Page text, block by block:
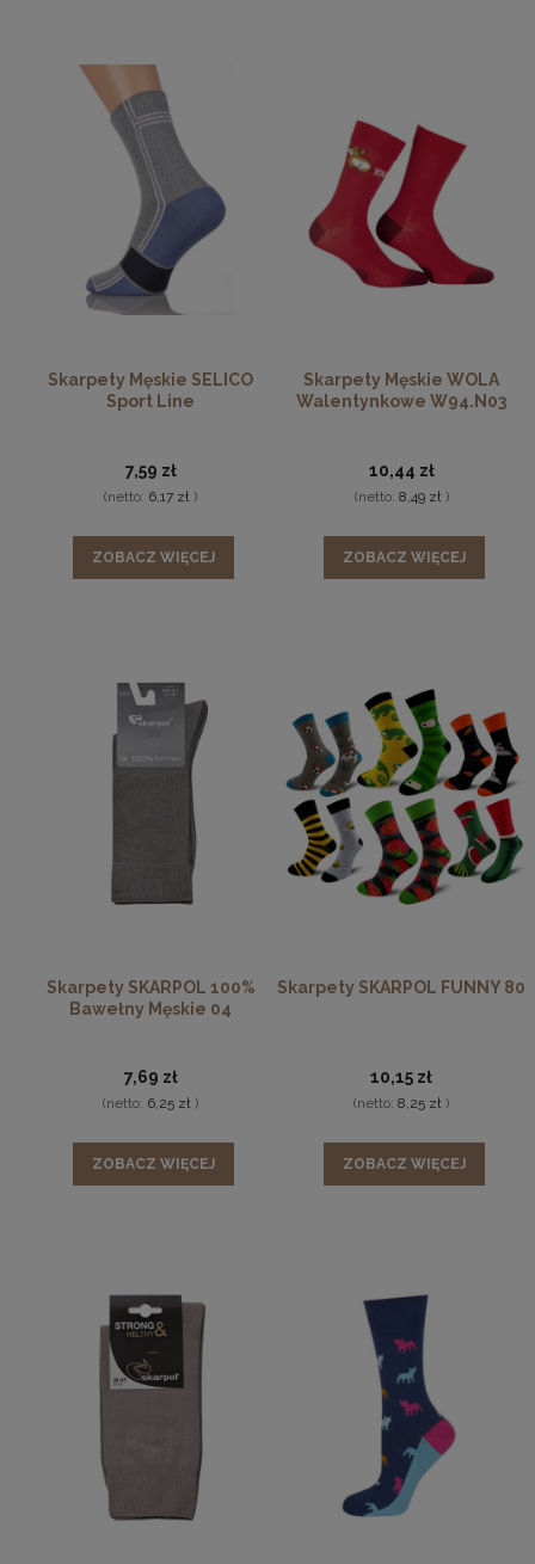
Skarpety Męskie SELICO
Sport Line
7,59 zł
(netto: 6,17 zł )
ZOBACZ WIĘCEJ
Skarpety Męskie WOLA
Walentynkowe W94.N03
10,44 zł
(netto: 8,49 zł )
ZOBACZ WIĘCEJ
Skarpety SKARPOL 100%
Bawełny Męskie 04
7,69 zł
(netto: 6,25 zł )
ZOBACZ WIĘCEJ
Skarpety SKARPOL FUNNY 80
10,15 zł
(netto: 8,25 zł )
ZOBACZ WIĘCEJ